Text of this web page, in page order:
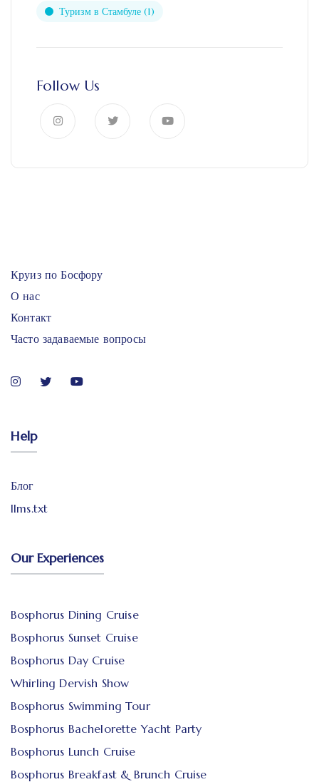
Туризм в Стамбуле (1)
Follow Us
Круиз по Босфору
О нас
Контакт
Часто задаваемые вопросы
Help
Блог
llms.txt
Our Experiences
Bosphorus Dining Cruise
Bosphorus Sunset Cruise
Bosphorus Day Cruise
Whirling Dervish Show
Bosphorus Swimming Tour
Bosphorus Bachelorette Yacht Party
Bosphorus Lunch Cruise
Bosphorus Breakfast & Brunch Cruise